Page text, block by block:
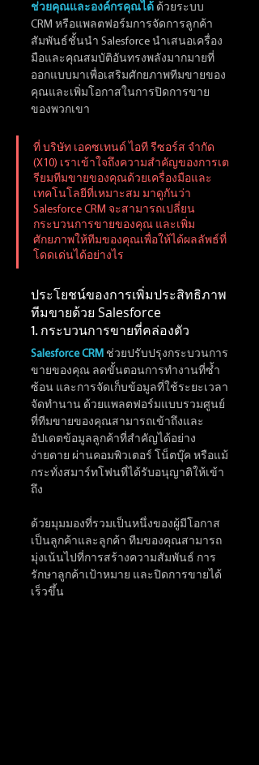
ช่วยคุณและองค์กรคุณได้ ด้วยระบบ
CRM หรือแพลตฟอร์มการจัดการลูกค้า
สัมพันธ์ชั้นนำ Salesforce นำเสนอเครื่อง
มือและคุณสมบัติอันทรงพลังมากมายที่
ออกแบบมาเพื่อเสริมศักยภาพทีมขายของ
คุณและเพิ่มโอกาสในการปิดการขาย
ของพวกเขา
ที่ บริษัท เอคซเทนด์ ไอที รีซอร์ส จำกัด
(X10) เราเข้าใจถึงความสำคัญของการเต
รียมทีมขายของคุณด้วยเครื่องมือและ
เทคโนโลยีที่เหมาะสม มาดูกันว่า
Salesforce CRM จะสามารถเปลี่ยน
กระบวนการขายของคุณ และเพิ่ม
ศักยภาพให้ทีมของคุณเพื่อให้ได้ผลลัพธ์ที่
โดดเด่นได้อย่างไร
ประโยชน์ของการเพิ่มประสิทธิภาพ
ทีมขายด้วย Salesforce
1. กระบวนการขายที่คล่องตัว
Salesforce CRM ช่วยปรับปรุงกระบวนการ
ขายของคุณ ลดขั้นตอนการทำงานที่ซ้ำ
ซ้อน และการจัดเก็บข้อมูลที่ใช้ระยะเวลา
จัดทำนาน ด้วยแพลตฟอร์มแบบรวมศูนย์
ที่ทีมขายของคุณสามารถเข้าถึงและ
อัปเดตข้อมูลลูกค้าที่สำคัญได้อย่าง
ง่ายดาย ผ่านคอมพิวเตอร์ โน็ตบุ๊ค หรือแม้
กระทั่งสมาร์ทโฟนที่ได้รับอนุญาติให้เข้า
ถึง
ด้วยมุมมองที่รวมเป็นหนึ่งของผู้มีโอกาส
เป็นลูกค้าและลูกค้า ทีมของคุณสามารถ
มุ่งเน้นไปที่การสร้างความสัมพันธ์ การ
รักษาลูกค้าเป้าหมาย และปิดการขายได้
เร็วขึ้น